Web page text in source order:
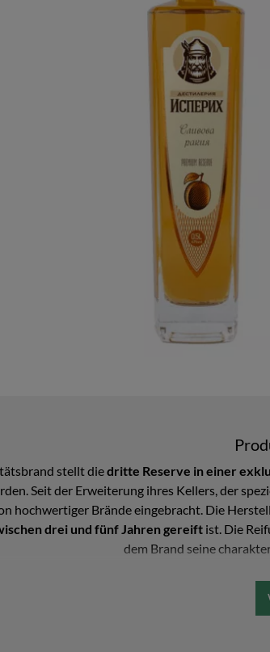
stellt diedritte Reserve in einer
Seit der Erweiterung ihres Kellers, der
hochwertiger Brände eingebracht. Die
drei und fünf Jahren gereift ist. Die
dem Brand seine
streng limitierten und
basiert auf der Stanley-Pflaume